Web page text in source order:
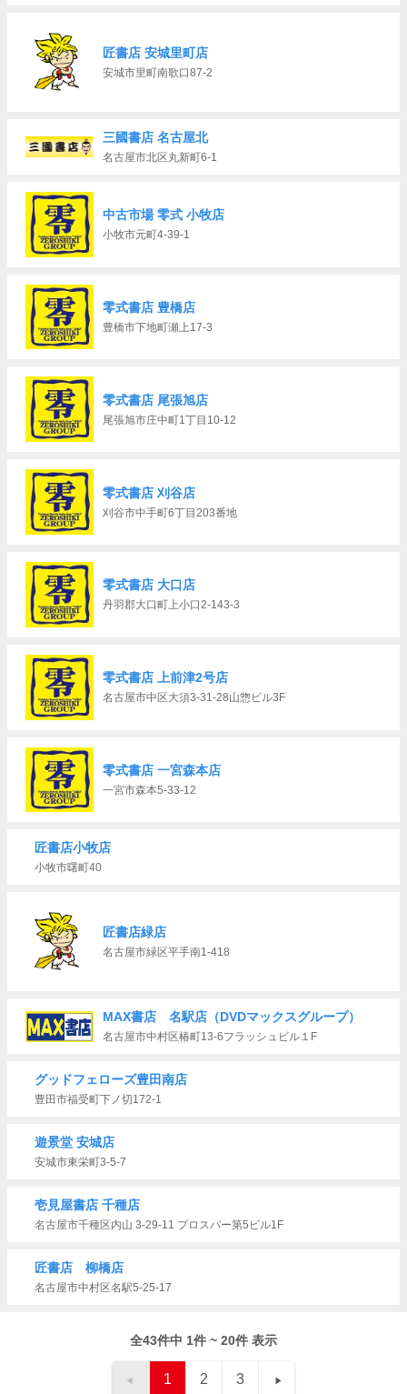
匠書店 安城里町店
安城市里町南歌口87-2
三國書店 名古屋北
名古屋市北区丸新町6-1
中古市場 零式 小牧店
小牧市元町4-39-1
零式書店 豊橋店
豊橋市下地町瀬上17-3
零式書店 尾張旭店
尾張旭市庄中町1丁目10-12
零式書店 刈谷店
刈谷市中手町6丁目203番地
零式書店 大口店
丹羽郡大口町上小口2-143-3
零式書店 上前津2号店
名古屋市中区大須3-31-28山惣ビル3F
零式書店 一宮森本店
一宮市森本5-33-12
匠書店小牧店
小牧市曙町40
匠書店緑店
名古屋市緑区平手南1-418
MAX書店 名駅店（DVDマックスグループ）
名古屋市中村区椿町13-6フラッシュビル１F
グッドフェローズ豊田南店
豊田市福受町下ノ切172-1
遊景堂 安城店
安城市東栄町3-5-7
壱見屋書店 千種店
名古屋市千種区内山 3-29-11 プロスパー第5ビル1F
匠書店 柳橋店
名古屋市中村区名駅5-25-17
全43件中 1件 ~ 20件 表示
1 2 3